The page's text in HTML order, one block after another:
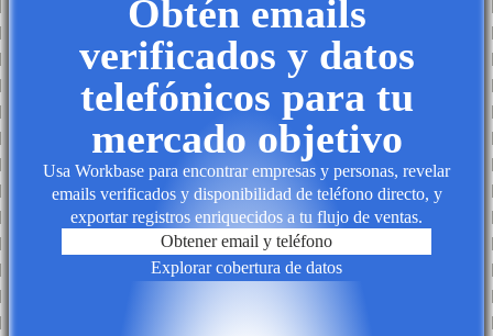
Obtén emails
verificados y datos
telefónicos para tu
mercado objetivo
Usa Workbase para encontrar empresas y personas, revelar
emails verificados y disponibilidad de teléfono directo, y
exportar registros enriquecidos a tu flujo de ventas.
Obtener email y teléfono
Explorar cobertura de datos